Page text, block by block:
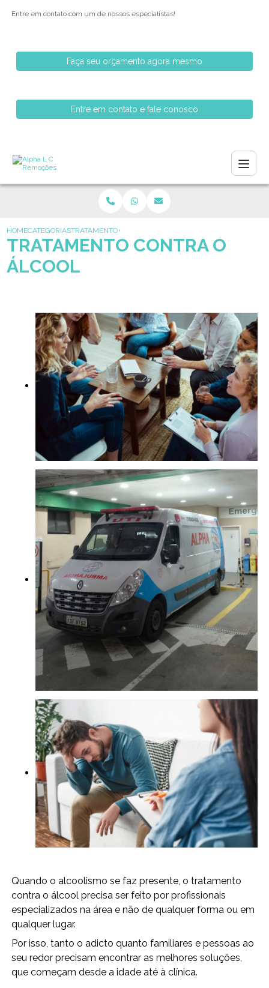
Entre em contato com um de nossos especialistas!
Faça seu orçamento agora mesmo
Entre em contato e fale conosco
HOMECATEGORIASTRATAMENTO CONTRA O ALCOOL
TRATAMENTO CONTRA O
ÁLCOOL
Quando o alcoolismo se faz presente, o tratamento
contra o álcool precisa ser feito por profissionais
especializados na área e não de qualquer forma ou em
qualquer lugar.
Por isso, tanto o adicto quanto familiares e pessoas ao
seu redor precisam encontrar as melhores soluções,
que começam desde a idade até à clínica.